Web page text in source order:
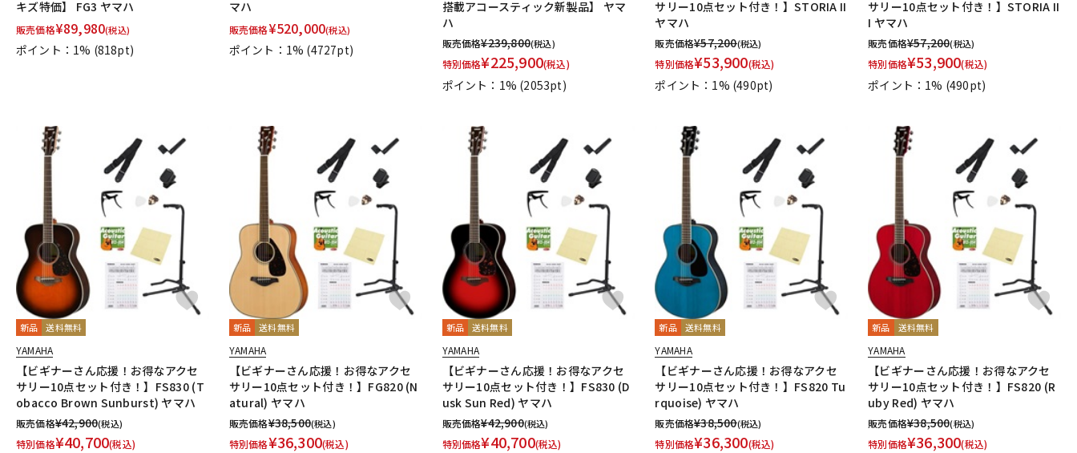
キズ特価】 FG3 ヤマハ
販売価格¥89,980(税込)
ポイント：1% (818pt)
マハ
販売価格¥520,000(税込)
ポイント：1% (4727pt)
搭載アコースティック新製品】 ヤマ
ハ
販売価格¥239,800(税込)
特別価格¥225,900(税込)
ポイント：1% (2053pt)
サリー10点セット付き！】STORIA II
ヤマハ
販売価格¥57,200(税込)
特別価格¥53,900(税込)
ポイント：1% (490pt)
サリー10点セット付き！】STORIA II
I ヤマハ
販売価格¥57,200(税込)
特別価格¥53,900(税込)
ポイント：1% (490pt)
新品 送料無料
YAMAHA
【ビギナーさん応援！お得なアクセ
サリー10点セット付き！】FS830 (T
obacco Brown Sunburst) ヤマハ
販売価格¥42,900(税込)
特別価格¥40,700(税込)
新品 送料無料
YAMAHA
【ビギナーさん応援！お得なアクセ
サリー10点セット付き！】FG820 (N
atural) ヤマハ
販売価格¥38,500(税込)
特別価格¥36,300(税込)
新品 送料無料
YAMAHA
【ビギナーさん応援！お得なアクセ
サリー10点セット付き！】FS830 (D
usk Sun Red) ヤマハ
販売価格¥42,900(税込)
特別価格¥40,700(税込)
新品 送料無料
YAMAHA
【ビギナーさん応援！お得なアクセ
サリー10点セット付き！】FS820 Tu
rquoise) ヤマハ
販売価格¥38,500(税込)
特別価格¥36,300(税込)
新品 送料無料
YAMAHA
【ビギナーさん応援！お得なアクセ
サリー10点セット付き！】FS820 (R
uby Red) ヤマハ
販売価格¥38,500(税込)
特別価格¥36,300(税込)